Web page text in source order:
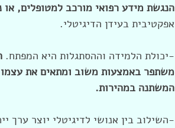
הנגשת מידע רפואי מורכב למטופלים, או
אפקטיבית בעידן הדיגיטלי.
-יכולת הלמידה וההסתגלות היא המפתח.
משתפר באמצעות משוב ומתאים את עצמו
המשתנה במהירות.
-השילוב בין אנושי לדיגיטלי יוצר ערך